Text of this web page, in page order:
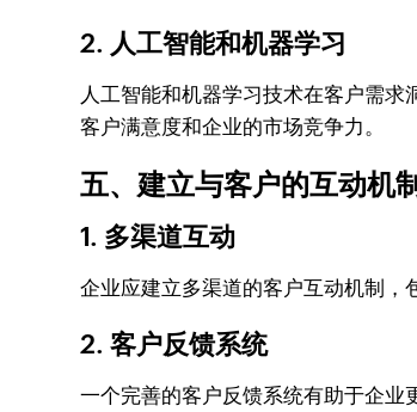
2. 人工智能和机器学习
人工智能和机器学习技术在客户需
客户满意度和企业的市场竞争力。
五、建立与客户的互动机制
1. 多渠道互动
企业应建立多渠道的客户互动机制，
2. 客户反馈系统
一个完善的客户反馈系统有助于企业